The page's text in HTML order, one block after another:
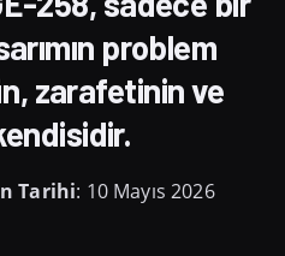
problem
zarafetinin ve
Tarihi: 10 Mayıs 2026